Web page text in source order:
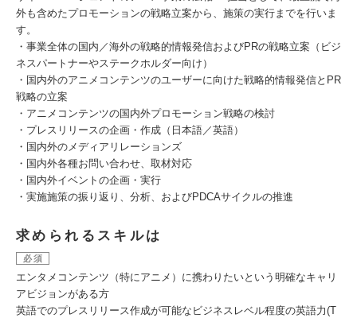
外も含めたプロモーションの戦略立案から、施策の実行までを行いま
す。
・事業全体の国内／海外の戦略的情報発信およびPRの戦略立案（ビジ
ネスパートナーやステークホルダー向け）
・国内外のアニメコンテンツのユーザーに向けた戦略的情報発信とPR
戦略の立案
・アニメコンテンツの国内外プロモーション戦略の検討
・プレスリリースの企画・作成（日本語／英語）
・国内外のメディアリレーションズ
・国内外各種お問い合わせ、取材対応
・国内外イベントの企画・実行
・実施施策の振り返り、分析、およびPDCAサイクルの推進
求められるスキルは
必須
エンタメコンテンツ（特にアニメ）に携わりたいという明確なキャリ
アビジョンがある方
英語でのプレスリリース作成が可能なビジネスレベル程度の英語力(T